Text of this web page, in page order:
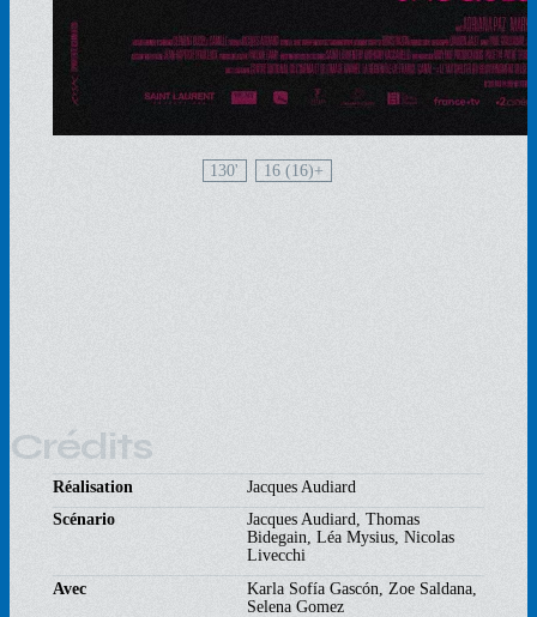
130' 16 (16)
Crédits
Réalisation
Jacques Audiard
Scénario
Jacques Audiard, Thomas
Bidegain, Léa Mysius, Nicolas
Livecchi
Avec
Karla Sofía Gascón, Zoe Saldana,
Selena Gomez